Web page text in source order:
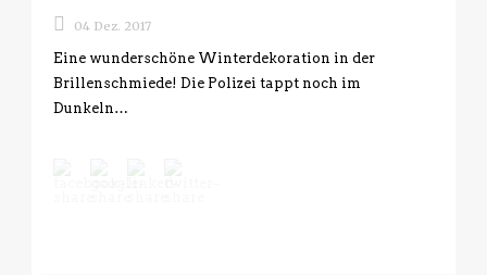
04 Dez. 2017
Eine wunderschöne Winterdekoration in der
Brillenschmiede! Die Polizei tappt noch im
Dunkeln…